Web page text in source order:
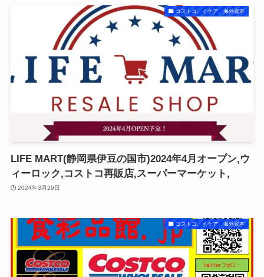
コストコ、イケア、海外資本
LIFE MART(静岡県伊豆の国市)2024年4月オープン,ウ
ィーロック,コストコ再販店,スーパーマーケット,
2024年3月29日
コストコ、イケア、海外資本